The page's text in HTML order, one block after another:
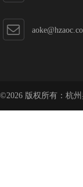
©2026 版权所有：杭